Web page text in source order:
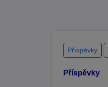
Příspěvky
Příspěvky